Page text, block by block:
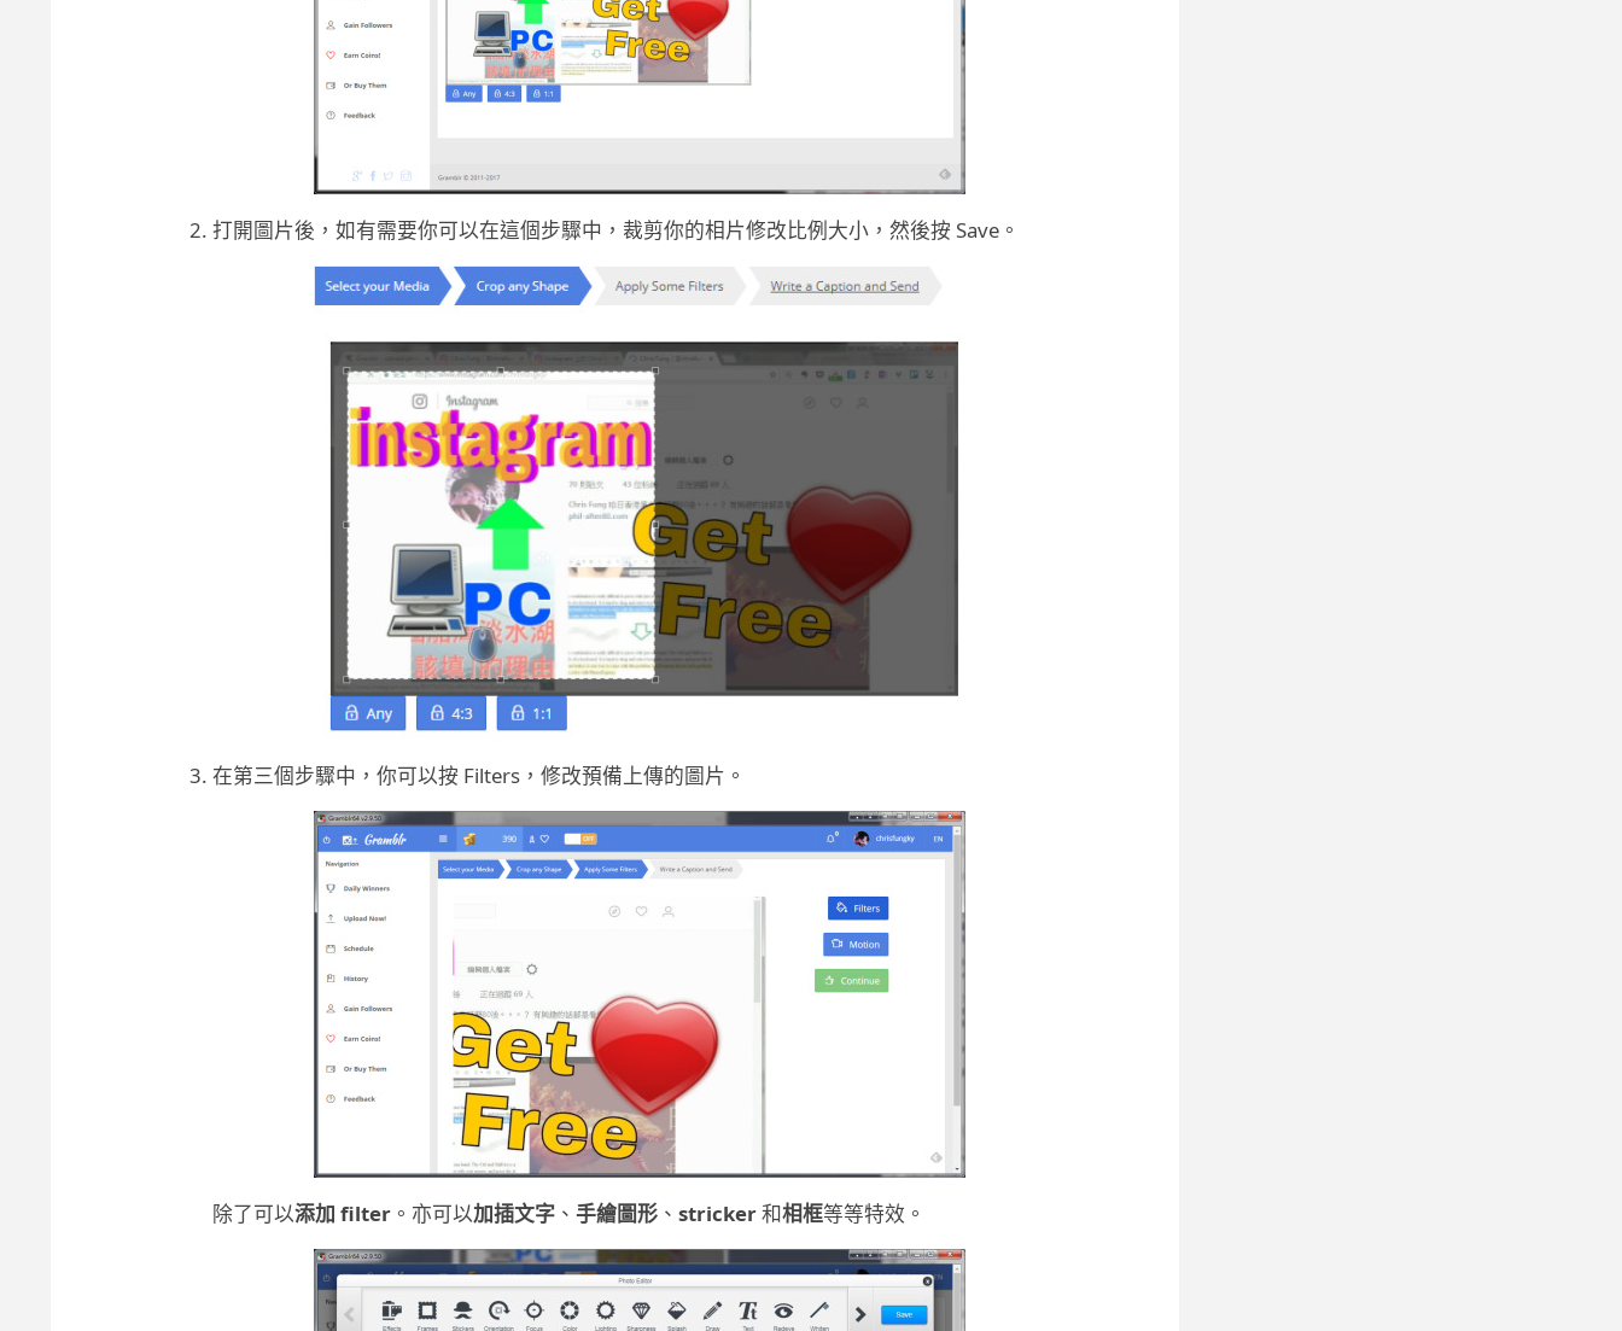
打開圖片後，如有需要你可以在這個步驟中，裁剪你的相片修改比例大小，然後按 Save。
在第三個步驟中，你可以按 Filters，修改預備上傳的圖片。
除了可以添加 filter。亦可以加插文字、 手繪圖形、 stricker和相框等等特效。